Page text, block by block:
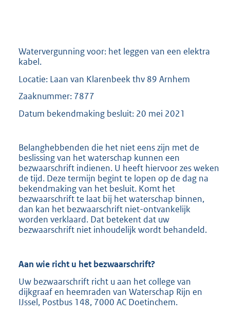
9
b
Watervergunning voor: het leggen van een elektra
kabel.
Locatie: Laan van Klarenbeek thv 89 Arnhem
Zaaknummer: 7877
Datum bekendmaking besluit: 20 mei 2021
Belanghebbenden die het niet eens zijn met de
beslissing van het waterschap kunnen een
bezwaarschrift indienen. U heeft hiervoor zes weken
de tijd. Deze termijn begint te lopen op de dag na
bekendmaking van het besluit. Komt het
bezwaarschrift te laat bij het waterschap binnen,
dan kan het bezwaarschrift niet-ontvankelijk
worden verklaard. Dat betekent dat uw
bezwaarschrift niet inhoudelijk wordt behandeld.
Aan wie richt u het bezwaarschrift?
Uw bezwaarschrift richt u aan het college van
dijkgraaf en heemraden van Waterschap Rijn en
IJssel, Postbus 148, 7000 AC Doetinchem.